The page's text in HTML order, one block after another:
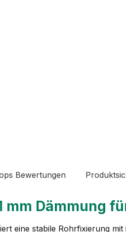
Bewertungen
mm Dämmung
eine stabile Rohrfixierung